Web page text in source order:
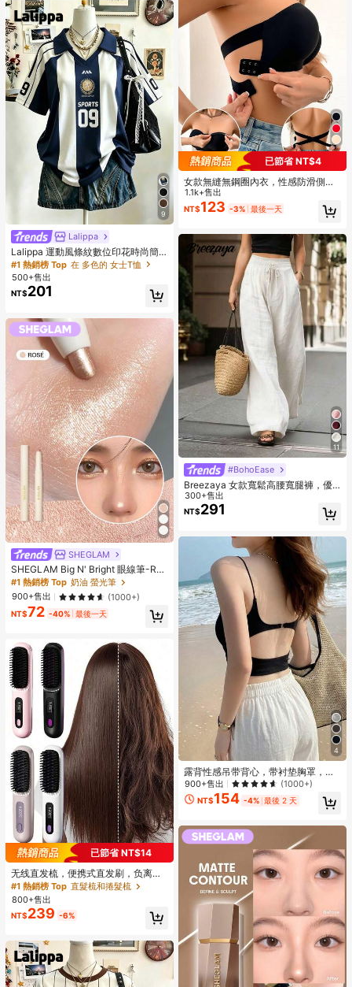
9
Lalippa
Lalippa 運動風條紋數位印花時尚簡
約女款翻領V領落肩短袖T恤，送友禮
物
#1 熱銷榜 Top 在 多色的 女士T恤
500+售出
NT$201
SHEGLAM
SHEGLAM Big N' Bright 眼線筆-Ros
é 品牌美妝化妝品 適合女士與女孩
#1 熱銷榜 Top 奶油 螢光筆
900+售出
(1000+)
NT$72 -40% 最後一天
已節省 NT$14
无线直发梳，便携式直发刷，负离子
热梳，适用于直发或微卷发，质地柔
软，防烫设计，USB充电式直发刷，
节日完美礼物，旅行便携直发刷，女
士最佳礼物
#1 熱銷榜 Top 直髮梳和捲髮梳
800+售出
NT$239 -6%
已節省 NT$4
女款無縫無鋼圈內衣，性感防滑側
邊，可拆卸式胸墊，交叉式背帶，無
肩帶，全天舒適
1.1k+售出
NT$123 -3% 最後一天
11
#BohoEase
Breezaya 女款寬鬆高腰寬腿褲，優
雅白色時尚夏季度假假日，純色百搭
休閒日常穿著沙灘長褲
300+售出
NT$291
4
露背性感吊带背心，带衬垫胸罩，无
袖设计，夏季休闲黑色款
900+售出 (1000+)
NT$154 -4% 最後 2 天